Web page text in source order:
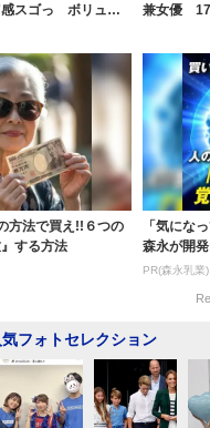
感スゴっ ボリュー
兼女優
方法で買え!!６つの
する方法
「気にな
森永が開
PR(森永乳業)
フォトセレクション